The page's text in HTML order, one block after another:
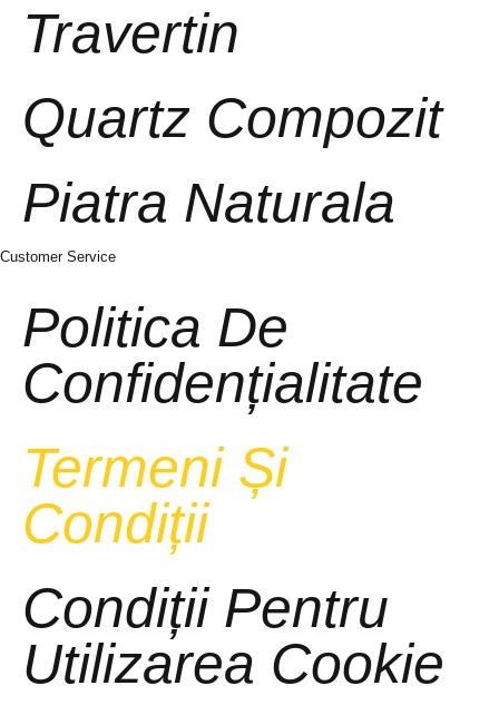
Travertin
Quartz Compozit
Piatra Naturala
Customer Service
Politica De
Confidențialitate
Termeni Și
Condiții
Condiții Pentru
Utilizarea Cookie